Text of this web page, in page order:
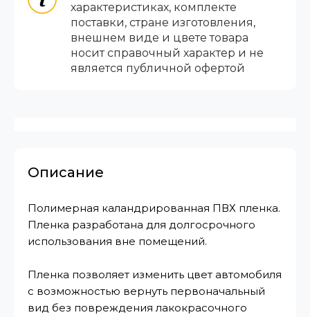
характеристиках, комплекте
поставки, стране изготовления,
внешнем виде и цвете товара
носит справочный характер и не
является публичной офертой
Описание
Полимерная каландрированная ПВХ пленка.
Пленка разработана для долгосрочного
использования вне помещений.
Пленка позволяет изменить цвет автомобиля
с возможностью вернуть первоначальный
вид без повреждения лакокрасочного